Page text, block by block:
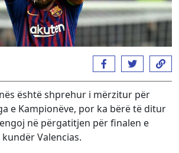
është shprehur i mërzitur për
e Kampionëve, por ka bërë të ditur
në përgatitjen për finalen e
Valencias.